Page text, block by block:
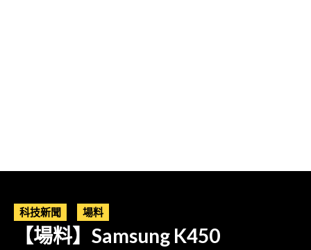
科技新聞 場料
【場料】Samsung K450